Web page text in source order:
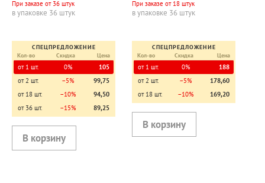
При заказе от 36 штук
в упаковке 36 штук
СПЕЦПРЕДЛОЖЕНИЕ
Кол-во
Скидка Цена
от 1 шт. 0%
105
от 2 шт.
−5%
99,75
от 18 шт.
−10%
94,50
от 36 шт.
−15% 89,25
При заказе от 18 штук
в упаковке 36 штук
СПЕЦПРЕДЛОЖЕНИЕ
Кол-во
Скидка Цена
от 1 шт. 0%
188
от 2 шт.
−5%
178,60
от 18 шт.
−10% 169,20